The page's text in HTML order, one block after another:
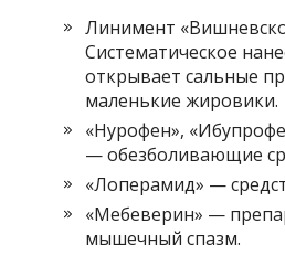
Линимент
Систематическое
открывает сальные
маленькие жировики.
«Нурофен»,
— обезболивающие
«Лоперамид» —
«Мебеверин» —
мышечный спазм.